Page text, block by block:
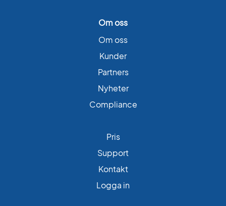
Om oss
Om oss
Kunder
Partners
Nyheter
Compliance
Pris
Support
Kontakt
Logga in